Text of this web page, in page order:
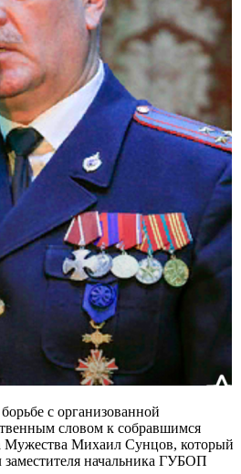
с организованной
словом к собравшимся
Мужества Михаил Сунцов, который
начальника ГУБОП